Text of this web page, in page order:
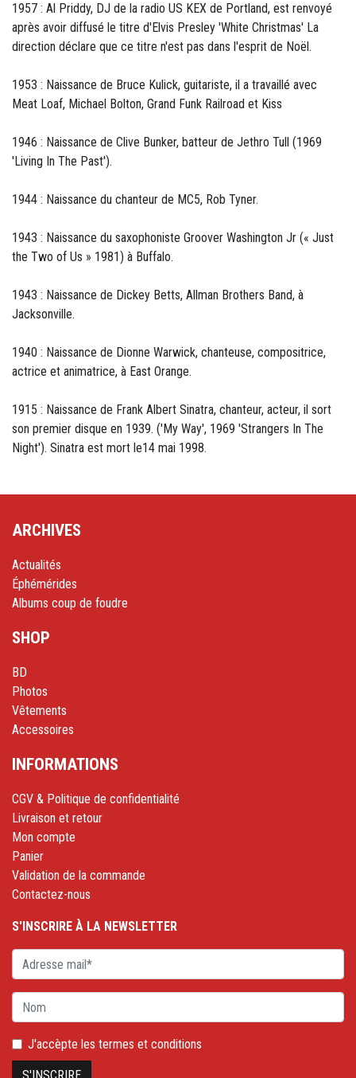
1957 : Al Priddy, DJ de la radio US KEX de Portland, est renvoyé
après avoir diffusé le titre d'Elvis Presley 'White Christmas' La
direction déclare que ce titre n'est pas dans l'esprit de Noël.
1953 : Naissance de Bruce Kulick, guitariste, il a travaillé avec
Meat Loaf, Michael Bolton, Grand Funk Railroad et Kiss
1946 : Naissance de Clive Bunker, batteur de Jethro Tull (1969
'Living In The Past').
1944 : Naissance du chanteur de MC5, Rob Tyner.
1943 : Naissance du saxophoniste Groover Washington Jr (« Just
the Two of Us » 1981) à Buffalo.
1943 : Naissance de Dickey Betts, Allman Brothers Band, à
Jacksonville.
1940 : Naissance de Dionne Warwick, chanteuse, compositrice,
actrice et animatrice, à East Orange.
1915 : Naissance de Frank Albert Sinatra, chanteur, acteur, il sort
son premier disque en 1939. ('My Way', 1969 'Strangers In The
Night'). Sinatra est mort le14 mai 1998.
ARCHIVES
Actualités
Éphémérides
Albums coup de foudre
SHOP
BD
Photos
Vêtements
Accessoires
INFORMATIONS
CGV & Politique de confidentialité
Livraison et retour
Mon compte
Panier
Validation de la commande
Contactez-nous
S'INSCRIRE À LA NEWSLETTER
J'accèpte les termes et conditions